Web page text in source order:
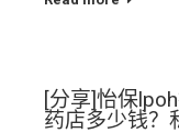
[分享]怡保
药店多少钱？